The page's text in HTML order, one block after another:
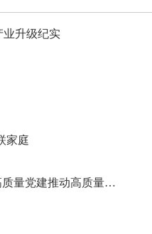
升级纪实
家庭
量党建推动高质量…